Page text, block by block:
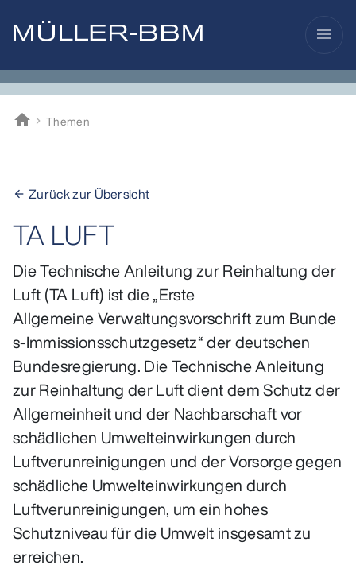
menu
home
Müller-BBM
Themen
arrow_back Zurück zur Übersicht
TA LUFT
Die Technische Anleitung zur Reinhaltung der
Luft (TA Luft) ist die „Erste
Allgemeine Verwaltungsvorschrift zum Bunde
s-Immissionsschutzgesetz“ der deutschen
Bundesregierung. Die Technische Anleitung
zur Reinhaltung der Luft dient dem Schutz der
Allgemeinheit und der Nachbarschaft vor
schädlichen Umwelteinwirkungen durch
Luftverunreinigungen und der Vorsorge gegen
schädliche Umwelteinwirkungen durch
Luftverunreinigungen, um ein hohes
Schutzniveau für die Umwelt insgesamt zu
erreichen.